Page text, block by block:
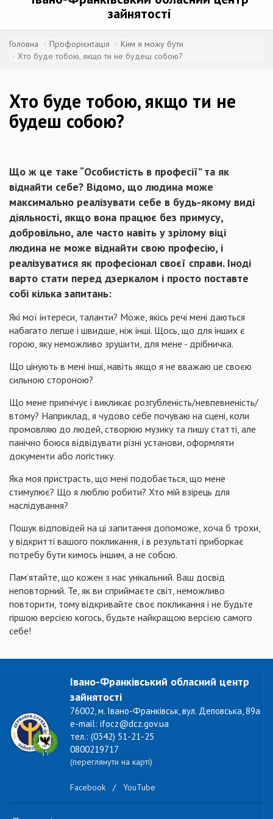
зайнятості
Головна Профорієнтація
Ким я можу бути
Хто буде тобою, якщо ти не будеш собою?
Хто буде тобою, якщо ти не
будеш собою?
Що ж це таке “Особистість в професії” та як
віднайти себе? Відомо, що людина може
максимально реалізувати себе в будь-якому виді
діяльності, якщо вона працює без примусу,
добровільно, але часто навіть у зрілому віці
людина не може віднайти свою професію, і
реалізуватися як професіонал своєї справи. Іноді
варто стати перед дзеркалом і просто поставте
собі кілька запитань:
Які мої інтереси, таланти? Може, якісь речі мені даються
набагато легше і швидше, ніж інші. Щось, що для інших є
горою, яку неможливо зрушити, для мене - дрібничка.
Що цінують в мені інші, навіть якщо я не вважаю це своєю
сильною стороною?
Що мене пригнічує і викликає розгубленість/невпевненість/
втому? Наприклад, я чудово себе почуваю на сцені, коли
промовляю до людей, створюю музику та пишу статті, але
панічно боюся відвідувати різні установи, оформляти
документи або логістику.
Яка моя пристрасть, що мені подобається, що мене
стимулює? Що я люблю робити? Хто мій взірець для
наслідування?
Пошук відповідей на ці запитання допоможе, хоча б трохи,
у відкритті вашого покликання, і в результаті приборкає
потребу бути кимось іншим, а не собою.
Пам’ятайте, що кожен з нас унікальний. Ваш досвід
неповторний. Те, як ви сприймаєте світ, неможливо
повторити, тому відкривайте своє покликання і не будьте
гіршою версією когось, будьте найкращою версією самого
себе!
Івано-Франківський обласний центр
зайнятості
76002, м. Івано-Франківськ, вул. Деповська, 89а
e-mail: ifocz@dcz.gov.ua
тел.: (0342) 51-21-25
0800219717
(переглянути на карті)
Facebook / YouTube